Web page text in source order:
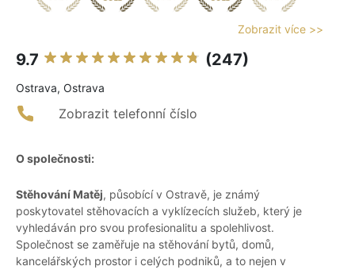
Zobrazit více >>
9.7 (247)
Ostrava, Ostrava
Zobrazit telefonní číslo
O společnosti:
Stěhování Matěj, působící v Ostravě, je známý
poskytovatel stěhovacích a vyklízecích služeb, který je
vyhledáván pro svou profesionalitu a spolehlivost.
Společnost se zaměřuje na stěhování bytů, domů,
kancelářských prostor i celých podniků, a to nejen v